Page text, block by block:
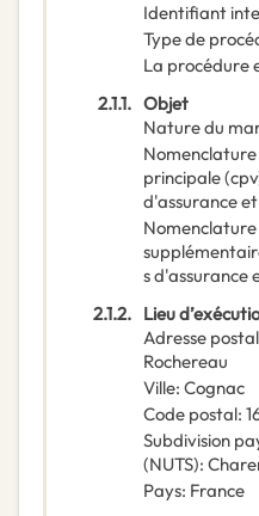
Identifiant
Type de
La procédure
2.1.1. Objet
Nature du
Nomenclature
principale(cpv
d'assurance
Nomenclature
s d'assurance
2.1.2. Lieu
Adresse
Rochereau
Ville: Cognac
Code postal:
Subdivision
(NUTS):
Pays: France